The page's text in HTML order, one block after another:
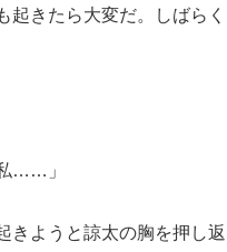
起きたら大変だ。しばら
……」
きようと諒太の胸を押し